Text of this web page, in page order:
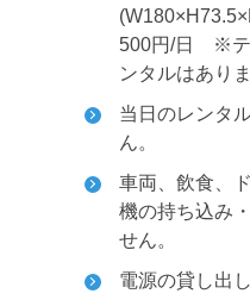
500円/日 ※テ
ンタルはあり
当日のレンタ
ん。
車両、飲食、
機の持ち込み
せん。
電源の貸し出